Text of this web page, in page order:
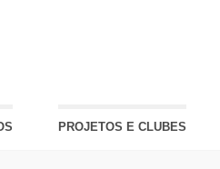
PROJETOS E CLUBES